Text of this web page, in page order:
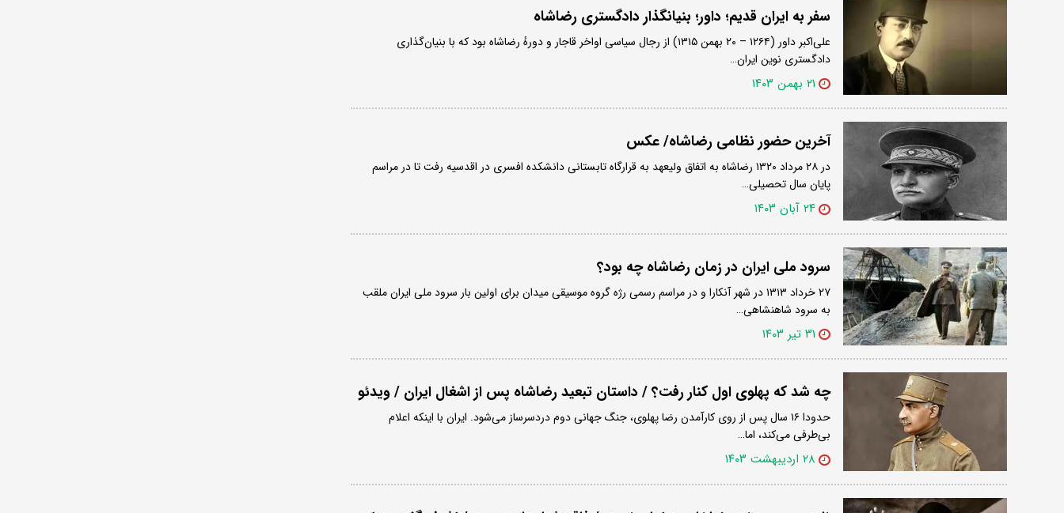
سفر به ایران قدیم؛ داور؛ بنیانگذار دادگستری رضاشاه
علی‌اکبر داور (۱۲۶۴ – ۲۰ بهمن ۱۳۱۵) از رجال سیاسی اواخر قاجار و دورهٔ رضاشاه بود که با بنیان‌گذاری
دادگستری نوین ایران…
۲۱ بهمن ۱۴۰۳
آخرین حضور نظامی رضاشاه/ عکس
در ۲۸ مرداد ۱۳۲۰ رضاشاه به اتفاق ولیعهد به قرارگاه تابستانی دانشکده افسری در اقدسیه رفت تا در مراسم
پایان سال تحصیلی…
۲۴ آبان ۱۴۰۳
سرود ملی ایران در زمان رضاشاه چه بود؟
۲۷ خرداد ۱۳۱۳ در شهر آنکارا و در مراسم رسمی رژه گروه موسیقی میدان برای اولین بار سرود ملی ایران ملقب
به سرود شاهنشاهی…
۳۱ تیر ۱۴۰۳
چه شد که پهلوی اول کنار رفت؟ / داستان تبعید رضاشاه پس از اشغال ایران / ویدئو
حدودا ۱۶ سال پس از روی کارآمدن رضا پهلوی، جنگ جهانی دوم دردسرساز می‌شود. ایران با اینکه اعلام
بی‌طرفی می‌کند، اما…
۲۸ اردیبهشت ۱۴۰۳